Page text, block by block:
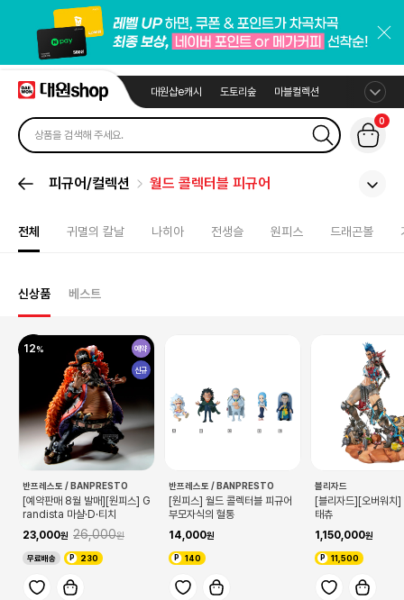
대원샵e캐시 도토리숲 마블컬렉션
0
피규어/컬렉션 월드 콜렉터블 피규어
전체 귀멸의 칼날 나히아 전생슬 원피스 드래곤볼
신상품 베스트
12 예약
신규
반프레스토 / BANPRESTO
[예약판매 8월 발매][원피스] G
randista 마샬·D·티치
23,000
26,000
무료배송 230
반프레스토 / BANPRESTO
[원피스] 월드 콜렉터블 피규어
부모자식의 혈통
14,000
140
블리자드
[블리자드][오버워치]
태츄
1,150,000
11,500